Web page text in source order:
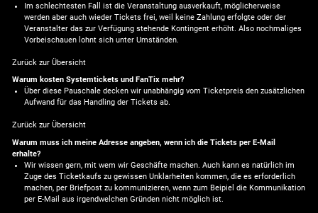
Im schlechtesten Fall ist die Veranstaltung ausverkauft, möglicherweise
werden aber auch wieder Tickets frei, weil keine Zahlung erfolgte oder der
Veranstalter das zur Verfügung stehende Kontingent erhöht. Also nochmaliges
Vorbeischauen lohnt sich unter Umständen.
Zurück zur Übersicht
Warum kosten Systemtickets und FanTix mehr?
Über diese Pauschale decken wir unabhängig vom Ticketpreis den zusätzlichen
Aufwand für das Handling der Tickets ab.
Zurück zur Übersicht
Warum muss ich meine Adresse angeben, wenn ich die Tickets per E-Mail
erhalte?
Wir wissen gern, mit wem wir Geschäfte machen. Auch kann es natürlich im
Zuge des Ticketkaufs zu gewissen Unklarheiten kommen, die es erforderlich
machen, per Briefpost zu kommunizieren, wenn zum Beipiel die Kommunikation
per E-Mail aus irgendwelchen Gründen nicht möglich ist.